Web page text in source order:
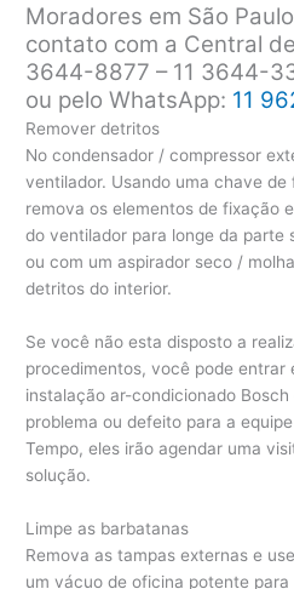
Moradores em São
contato com a Central
3644-8877 – 11 3644-
ou pelo WhatsApp: 11
Remover detritos
No condensador / compressor
ventilador. Usando uma chave
remova os elementos de fixação
do ventilador para longe da parte
ou com um aspirador seco /
detritos do interior.
Se você não esta disposto a
procedimentos, você pode entrar
instalação ar-condicionado
problema ou defeito para a
Tempo, eles irão agendar uma
solução.
Limpe as barbatanas
Remova as tampas externas e
um vácuo de oficina potente